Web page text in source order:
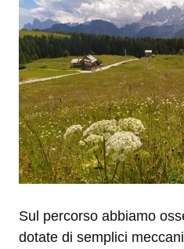
Sul percorso abbiamo
dotate di semplici